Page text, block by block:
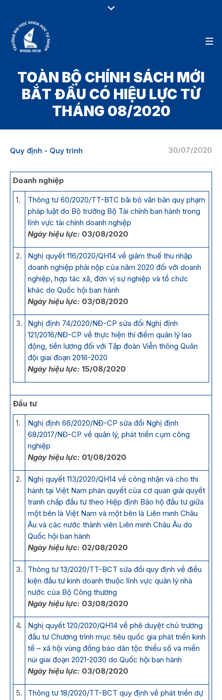
TOÀN BỘ CHÍNH SÁCH MỚI
BẮT ĐẦU CÓ HIỆU LỰC TỪ
THÁNG 08/2020
30/07/2020
Quy định - Quy trình
Doanh nghiệp
1.
Thông tư 60/2020/TT-BTC bãi bỏ văn bản quy phạm
pháp luật do Bộ trưởng Bộ Tài chính ban hành trong
lĩnh vực tài chính doanh nghiệp
Ngày hiệu lực: 03/08/2020
2.
Nghị quyết 116/2020/QH14 về giảm thuế thu nhập
doanh nghiệp phải nộp của năm 2020 đối với doanh
nghiệp, hợp tác xã, đơn vị sự nghiệp và tổ chức
khác do Quốc hội ban hành
Ngày hiệu lực: 03/08/2020
3.
Nghị định 74/2020/NĐ-CP sửa đổi Nghị định
121/2016/NĐ-CP về thực hiện thí điểm quản lý lao
động, tiền lương đối với Tập đoàn Viễn thông Quân
đội giai đoạn 2016-2020
Ngày hiệu lực: 15/08/2020
Đầu tư
1.
Nghị định 66/2020/NĐ-CP sửa đổi Nghị định
68/2017/NĐ-CP về quản lý, phát triển cụm công
nghiệp
Ngày hiệu lực: 01/08/2020
2.
Nghị quyết 113/2020/QH14 về công nhận và cho thi
hành tại Việt Nam phán quyết của cơ quan giải quyết
tranh chấp đầu tư theo Hiệp định Bảo hộ đầu tư giữa
một bên là Việt Nam và một bên là Liên minh Châu
Âu và các nước thành viên Liên minh Châu Âu do
Quốc hội ban hành
Ngày hiệu lực: 02/08/2020
3.
Thông tư 13/2020/TT-BCT sửa đổi quy định về điều
kiện đầu tư kinh doanh thuộc lĩnh vực quản lý nhà
nước của Bộ Công thương
Ngày hiệu lực: 03/08/2020
4.
Nghị quyết 120/2020/QH14 về phê duyệt chủ trương
đầu tư Chương trình mục tiêu quốc gia phát triển kinh
tế – xã hội vùng đồng bào dân tộc thiểu số và miền
núi giai đoạn 2021-2030 do Quốc hội ban hành
Ngày hiệu lực: 03/08/2020
5.
Thông tư 18/2020/TT-BCT quy định về phát triển dự